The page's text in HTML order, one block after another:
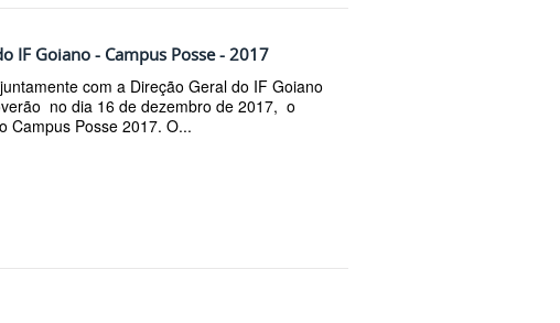
IF Goiano - Campus Posse - 2017
com a Direção Geral do IF Goiano
no dia 16 de dezembro de 2017, o
Campus Posse 2017. O...